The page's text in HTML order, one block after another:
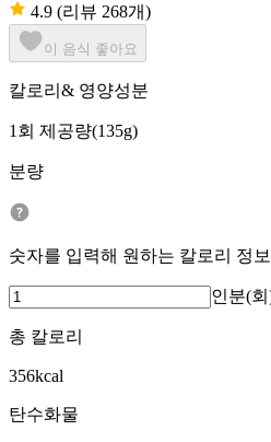
4.9 (리뷰 268개)
이 음식 좋아요
칼로리& 영양성분
1회 제공량(135g)
분량
숫자를 입력해 원하는 칼로리 정
인분(
총 칼로리
356kcal
탄수화물